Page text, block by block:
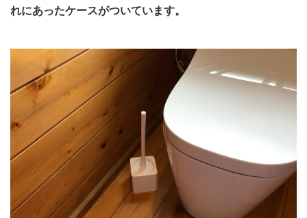
れにあったケースがついています。